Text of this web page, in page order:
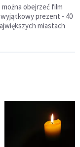
można obejrzeć film
wyjątkowy prezent - 40
miastach